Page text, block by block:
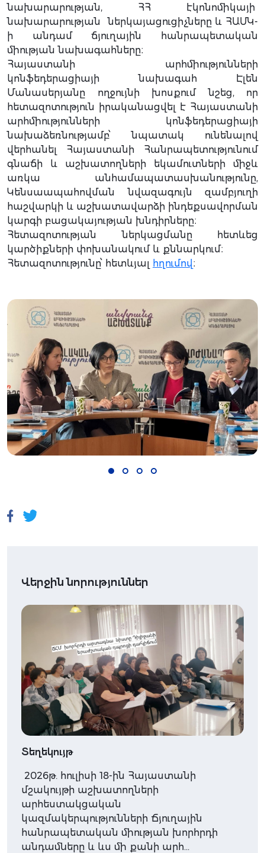
նախարարության, ՀՀ էկոնոմիկայի
նախարարության ներկայացուցիչները և ՀԱՄԿ-
ի անդամ ճյուղային հանրապետական
միության նախագահները։
Հայաստանի արհմիությունների
կոնֆեդերացիայի նախագահ Էլեն
Մանասերյանը ողջույնի խոսքում նշեց, որ
հետազոտություն իրականացվել է Հայաստանի
արհմիությունների կոնֆեդերացիայի
նախաձեռնությամբ՝ նպատակ ունենալով
վերհանել Հայաստանի Հանրապետությունում
գնաճի և աշխատողների եկամուտների միջև
առկա անհամապատասխանությունը,
Կենսաապահովման նվազագույն զամբյուղի
հաշվարկի և աշխատավարձի ինդեքսավորման
կարգի բացակայության խնդիրները։
Հետազոտության ներկացմանը հետևեց
կարծիքների փոխանակում և քննարկում։
Հետազոտությունը՝ հետևյալ հղումով ։
Վերջին նորություններ
Տեղեկույթ
2026թ. հուլիսի 18-ին Հայաստանի
մշակույթի աշխատողների
արհեստակցական
կազմակերպությունների Ճյուղային
հանրապետական միության խորհրդի
անդամները և ևս մի քանի արհ…